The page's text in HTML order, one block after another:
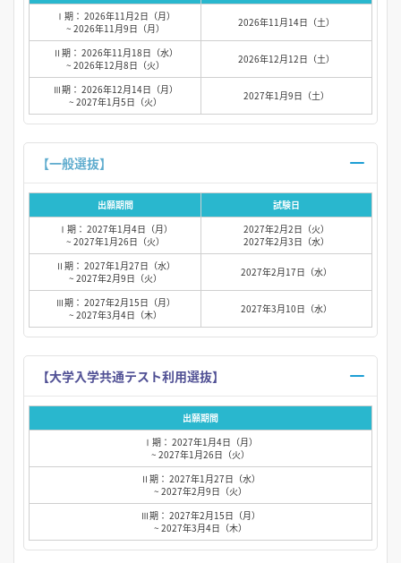
Ⅰ期： 2026年11月2日（月）
~ 2026年11月9日（月）
2026年11月14日（土）
Ⅱ期： 2026年11月18日（水）
~ 2026年12月8日（火）
2026年12月12日（土）
Ⅲ期： 2026年12月14日（月）
~ 2027年1月5日（火）
2027年1月9日（土）
出願期間
試験日
Ⅰ期： 2027年1月4日（月）
~ 2027年1月26日（火）
2027年2月2日（火）
2027年2月3日（水）
Ⅱ期： 2027年1月27日（水）
~ 2027年2月9日（火）
2027年2月17日（水）
Ⅲ期： 2027年2月15日（月）
~ 2027年3月4日（木）
2027年3月10日（水）
出願期間
Ⅰ期： 2027年1月4日（月）
~ 2027年1月26日（火）
Ⅱ期： 2027年1月27日（水）
~ 2027年2月9日（火）
Ⅲ期： 2027年2月15日（月）
~ 2027年3月4日（木）